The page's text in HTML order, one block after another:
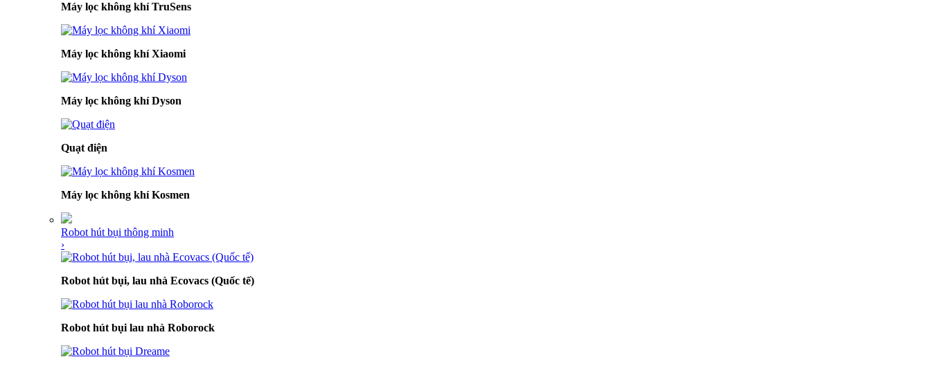
Máy lọc không khí TruSens
Máy lọc không khí Xiaomi
Máy lọc không khí Dyson
Quạt điện
Máy lọc không khí Kosmen
Robot hút bụi thông minh
›
Robot hút bụi, lau nhà Ecovacs (Quốc tế)
Robot hút bụi lau nhà Roborock